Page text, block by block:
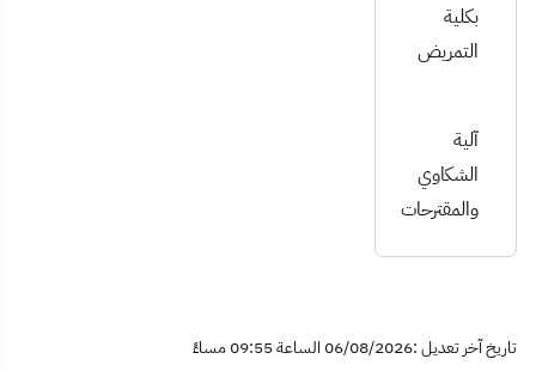
بكلية
التمريض
آلية
الشكاوي
والمقترحات
تاريخ آخر تعديل :06/08/2026 الساعة 09:55 مساءً